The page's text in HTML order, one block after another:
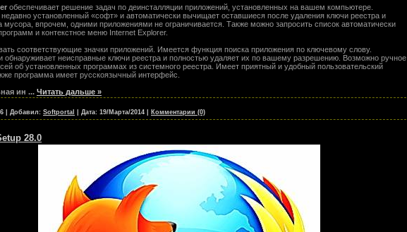
обеспечивает решение задач по деинсталляции приложений, установленных на вашем компьютере.
установленный «софт» и автоматически вычищает оставшиеся после удаления ключи реестра и
впрочем, одними приложениями не ограничивается. Также можно запросить список автоматически
и контекстное меню Internet Explorer.
соответствующие значки приложений. Имеется функция поиска приложения по ключевому слову.
обнаруживает неисправные ключи реестра и полностью удаляет их по вашему разрешению. Возможно ручное
об установленных программах из системного реестра. Имеет приятный и удобный пользовательский
программа имеет русскоязычный интерфейс.
ин ... Читать дальше »
Добавил: Softportal Дата: 19/Марта/2014 Комментарии (0)
28.0